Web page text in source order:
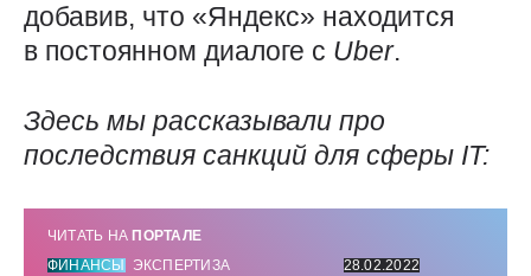
добавив, что «Яндекс» находится
в постоянном диалоге с Uber.
Здесь мы рассказывали про
последствия санкций для сферы IT:
ЧИТАТЬ НА ПОРТАЛЕ
ФИНАНСЫ
ЭКСПЕРТИЗА
28.02.2022